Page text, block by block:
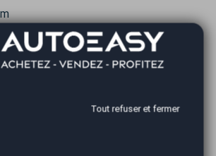
détection d'obstacles
Tout refuser et fermer